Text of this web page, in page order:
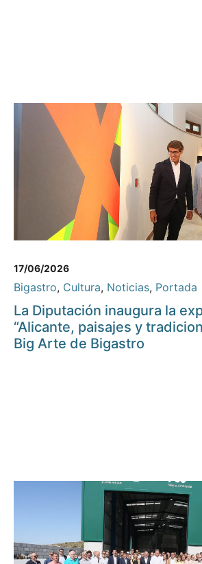
17/06/2026
Bigastro, Cultura, Noticias, Portada
La Diputación inaugura la
“Alicante, paisajes y
Big Arte de Bigastro